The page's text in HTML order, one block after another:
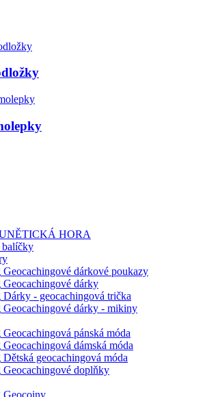
HORA
balíčky
Geocachingové dárkové poukazy
Geocachingové dárky
Dárky - geocachingová trička
Geocachingové dárky - mikiny
Geocachingová pánská móda
Geocachingová dámská móda
Dětská geocachingová móda
Geocachingové doplňky